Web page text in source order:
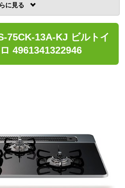
75CK-13A-KJ ビルトイ
4961341322946